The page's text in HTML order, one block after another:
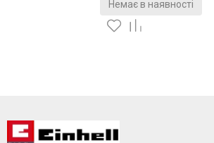
Немає в наявності